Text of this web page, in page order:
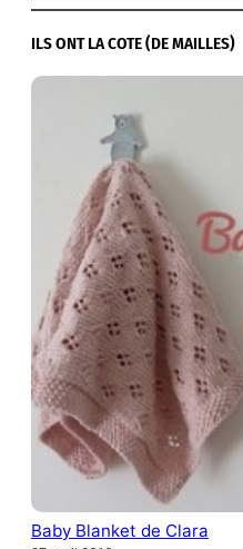
ILS ONT LA COTE (DE MAILLES)
Baby Blanket de Clara